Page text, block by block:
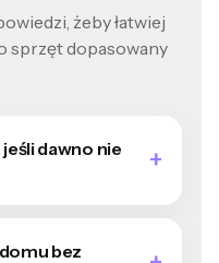
żeby łatwiej
sprzęt dopasowany
dawno nie
bez